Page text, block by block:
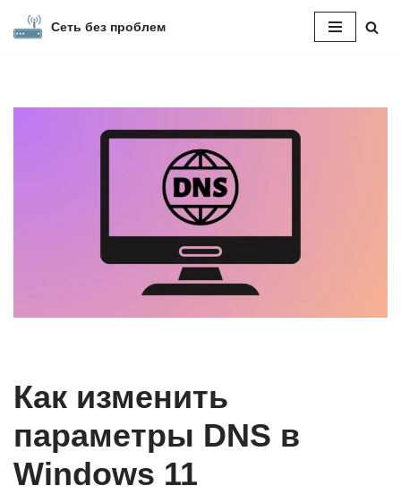
Сеть без проблем
Как изменить
параметры DNS в
Windows 11